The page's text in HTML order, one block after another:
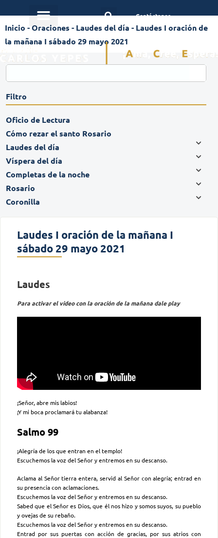
Contáctanos
Inicio -Oraciones - Laudes del día - Laudes I oración de
la mañana I sábado 29 mayo 2021
Filtro
Oficio de Lectura
Cómo rezar el santo Rosario
Laudes del día
Víspera del día
Completas de la noche
Rosario
Coronilla
Laudes I oración de la mañana I
sábado 29 mayo 2021
Laudes
Para activar el video con la oración de la mañana dale play
¡Señor, abre mis labios!
¡Y mi boca proclamará tu alabanza!
Salmo 99
¡Alegría de los que entran en el templo!
Escuchemos la voz del Señor y entremos en su descanso.
Aclama al Señor tierra entera, servid al Señor con alegría; entrad en
su presencia con aclamaciones.
Escuchemos la voz del Señor y entremos en su descanso.
Sabed que el Señor es Dios, que él nos hizo y somos suyos, su pueblo
y ovejas de su rebaño.
Escuchemos la voz del Señor y entremos en su descanso.
Entrad por sus puertas con acción de gracias, por sus atrios con